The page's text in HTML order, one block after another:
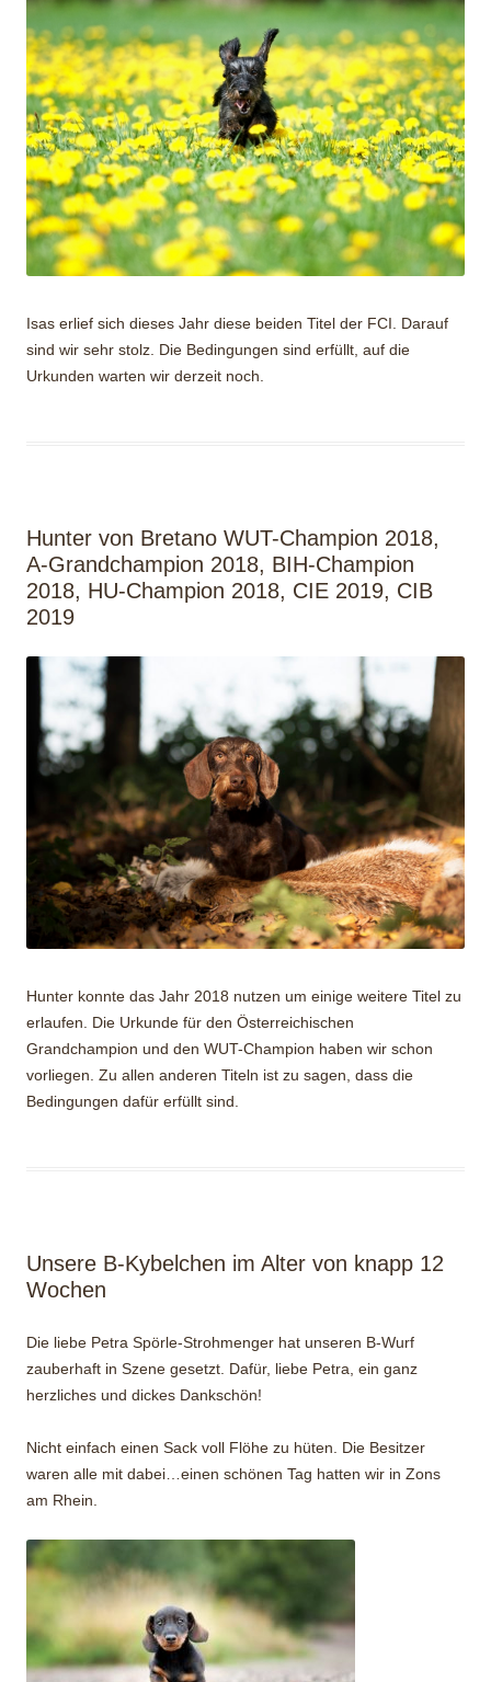
Isas erlief sich dieses Jahr diese beiden Titel der FCI. Darauf
sind wir sehr stolz. Die Bedingungen sind erfüllt, auf die
Urkunden warten wir derzeit noch.
Hunter von Bretano WUT-Champion 2018,
A-Grandchampion 2018, BIH-Champion
2018, HU-Champion 2018, CIE 2019, CIB
2019
Hunter konnte das Jahr 2018 nutzen um einige weitere Titel zu
erlaufen. Die Urkunde für den Österreichischen
Grandchampion und den WUT-Champion haben wir schon
vorliegen. Zu allen anderen Titeln ist zu sagen, dass die
Bedingungen dafür erfüllt sind.
Unsere B-Kybelchen im Alter von knapp 12
Wochen
Die liebe Petra Spörle-Strohmenger hat unseren B-Wurf
zauberhaft in Szene gesetzt. Dafür, liebe Petra, ein ganz
herzliches und dickes Dankschön!
Nicht einfach einen Sack voll Flöhe zu hüten. Die Besitzer
waren alle mit dabei…einen schönen Tag hatten wir in Zons
am Rhein.